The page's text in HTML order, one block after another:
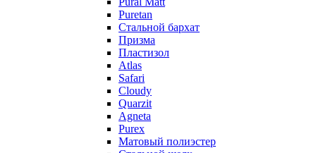
Puretan
Стальной бархат
Призма
Пластизол
Atlas
Safari
Cloudy
Quarzit
Agneta
Purex
Матовый полиэстер